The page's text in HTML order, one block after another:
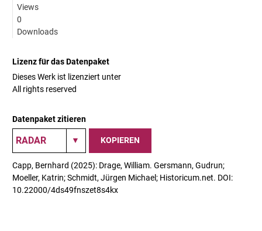
Views
0
Downloads
Lizenz für das Datenpaket
Dieses Werk ist lizenziert unter
All rights reserved
Datenpaket zitieren
KOPIEREN
Capp, Bernhard (2025): Drage, William. Gersmann, Gudrun;
Moeller, Katrin; Schmidt, Jürgen Michael; Historicum.net. DOI:
10.22000/4ds49fnszet8s4kx